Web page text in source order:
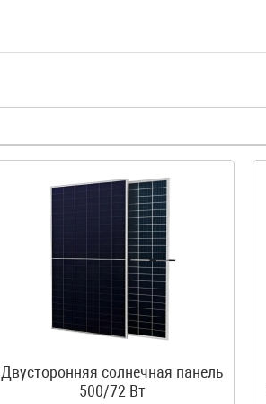
Двусторонняя солнечная панель
500/72 Вт